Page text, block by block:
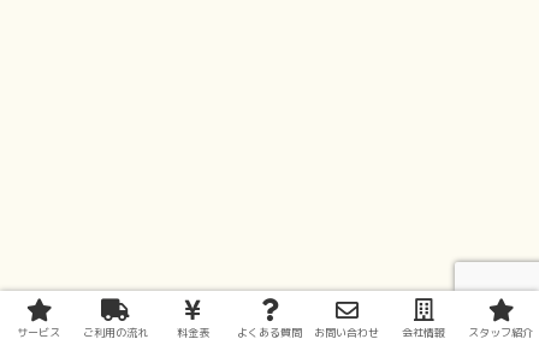
サービス ご利用の流れ 料金表 よくある質問 お問い合わせ 会社情報 スタッフ紹介